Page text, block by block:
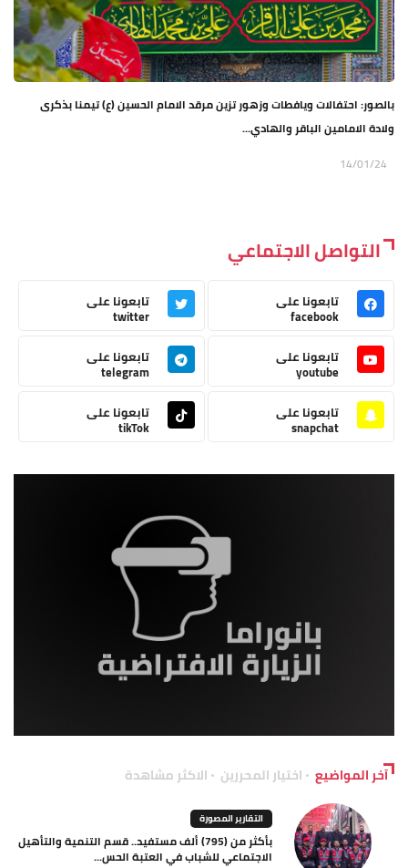
بالصور: احتفالات ويافطات وزهور تزين مرقد الامام الحسين (ع) تيمنا بذكرى
ولادة الامامين الباقر والهادي...
14/01/24
التواصل الاجتماعي
تابعونا على
facebook
تابعونا على
twitter
تابعونا على
youtube
تابعونا على
telegram
تابعونا على
snapchat
تابعونا على
tikTok
آخر المواضيع اختيار المحررين الاكثر مشاهدة
التقارير المصورة
بأكثر من (795) ألف مستفيد.. قسم التنمية والتأهيل
الاجتماعي للشباب في العتبة الحس...